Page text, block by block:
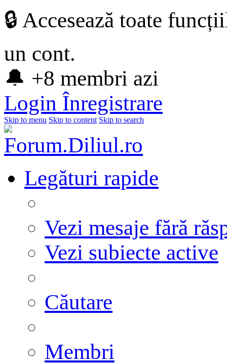
🔒 Accesează toate
un cont.
🔔 +8 membri azi
Login Înregistrare
Skip to menu Skip to content Skip to search
Legături rapide
Vezi mesaje fără
Vezi subiecte active
Căutare
Membri